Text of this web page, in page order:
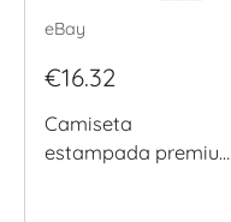
eBay
€16.32
Camiseta
estampada premium